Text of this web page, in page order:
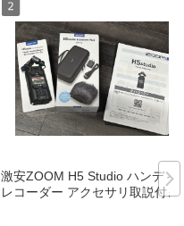
激安ZOOM H5 Studio ハンディ
レコーダー アクセサリ取説付き